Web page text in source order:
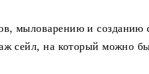
мыловарению и созданию
сейл, на который можно